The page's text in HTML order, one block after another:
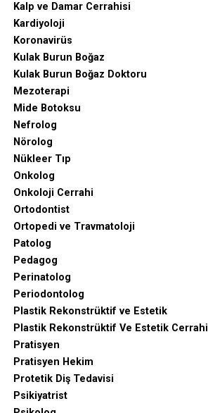
Kalp ve Damar Cerrahisi
Kardiyoloji
Koronavirüs
Kulak Burun Boğaz
Kulak Burun Boğaz Doktoru
Mezoterapi
Mide Botoksu
Nefrolog
Nörolog
Nükleer Tıp
Onkolog
Onkoloji Cerrahi
Ortodontist
Ortopedi ve Travmatoloji
Patolog
Pedagog
Perinatolog
Periodontolog
Plastik Rekonstrüktif ve Estetik
Plastik Rekonstrüktif Ve Estetik Cerrahi
Pratisyen
Pratisyen Hekim
Protetik Diş Tedavisi
Psikiyatrist